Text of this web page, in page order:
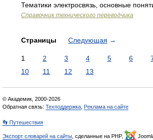
Тематики электросвязь, основные
Справочник технического переводчика
Страницы Следующая →
1 2 3 4 5 6
10
11 12 13
© Академик, 2000-2026
Обратная связь: Техподдержка Реклама на сайте
👣 Путешествия
Экспорт словарей на сайты , сделанные на PHP,